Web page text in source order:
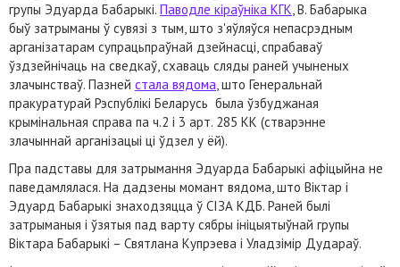
групы Эдуарда Бабарыкі. Паводле кіраўніка КГК, В. Бабарыка
быў затрыманы ў сувязі з тым, што з'яўляўся непасрэдным
арганізатарам супрацьпраўнай дзейнасці, спрабаваў
ўздзейнічаць на сведкаў, схаваць сляды раней учыненых
злачынстваў. Пазней стала вядома, што Генеральнай
пракуратурай Рэспублікі Беларусь была ўзбуджаная
крымінальная справа па ч.2 і 3 арт. 285 КК (стварэнне
злачыннай арганізацыі ці ўдзел у ёй).
Пра падставы для затрымання Эдуарда Бабарыкі афіцыйна не
паведамлялася. На дадзены момант вядома, што Віктар і
Эдуард Бабарыкі знаходзяцца ў СІЗА КДБ. Раней былі
затрыманыя і ўзятыя пад варту сябры ініцыятыўнай групы
Віктара Бабарыкі – Святлана Купрэева і Уладзімір Дудараў.